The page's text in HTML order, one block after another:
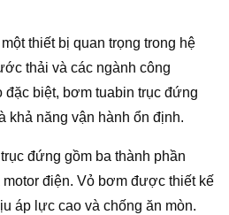
thiết bị quan trọng trong hệ
thải và các ngành công
đặc biệt, bơm tuabin trục đứng
khả năng vận hành ổn định.
đứng gồm ba thành phần
điện. Vỏ bơm được thiết kế
áp lực cao và chống ăn mòn.